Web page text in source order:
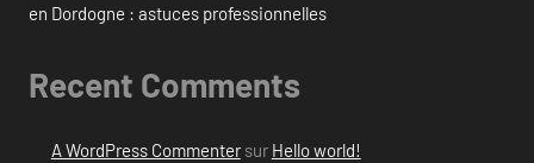
en Dordogne : astuces professionnelles
Recent Comments
A WordPress Commentersur Hello world!